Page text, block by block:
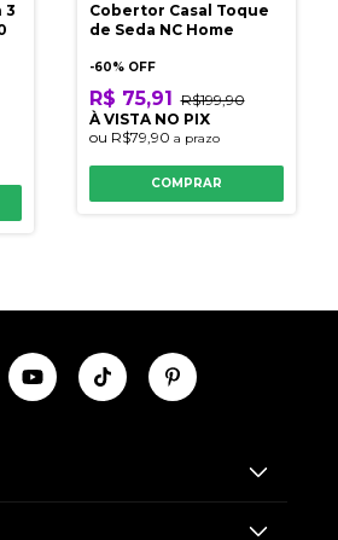
3
Cobertor Casal Toque
de Seda NC Home
-60% OFF
R$ 75,91
R$199,90
À VISTA NO PIX
ou R$79,90 a prazo
COMPRAR